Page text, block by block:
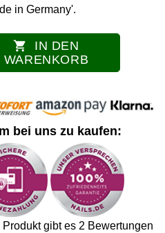
in Germany'.

WARENKORB
bei uns zu kaufen:
gibt es 2 Bewertungen